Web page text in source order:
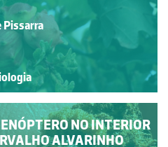
Pissarra
NO INTERIOR
ALVARINHO